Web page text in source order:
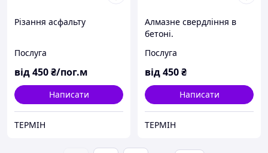
Різання асфальту
Послуга
від450₴/пог.м
Написати
ТЕРМІН
Алмазне свердління в
бетоні.
Послуга
від450₴
Написати
ТЕРМІН